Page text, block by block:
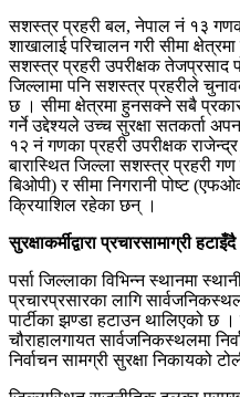
सशस्त्र प्रहरी बल, नेपाल नं १३
शाखालाई परिचालन गरी सीमा
सशस्त्र प्रहरी उपरीक्षक तेजप्रसाद
जिल्लामा पनि सशस्त्र प्रहरीले
छ । सीमा क्षेत्रमा हुनसक्ने सबै
गर्ने उद्देश्यले उच्च सुरक्षा सतकर्ता
१२ नं गणका प्रहरी उपरीक्षक
बारास्थित जिल्ला सशस्त्र प्रहरी गण
बिओपी) र सीमा निगरानी पोष्ट
क्रियाशिल रहेका छन् ।
सुरक्षाकर्मीद्वारा प्रचारसामाग्री हटाइँदै
पर्सा जिल्लाका विभिन्न स्थानमा
प्रचारप्रसारका लागि
पार्टीका झण्डा हटाउन थालिएको छ
चौराहालगायत सार्वजनिकस्थलमा
निर्वाचन सामग्री सुरक्षा निकायको